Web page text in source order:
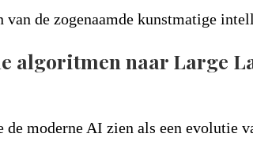
van de zogenaamde kunstmatige
algoritmen naar Large
de moderne AI zien als een evolutie